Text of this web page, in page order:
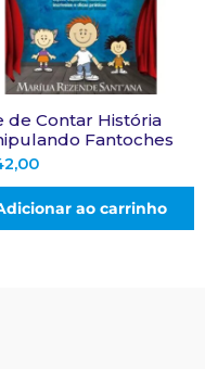
de Contar História
Fantoches
ao carrinho